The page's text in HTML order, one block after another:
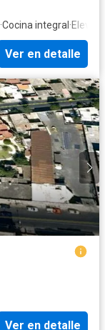
·Cocina integral ·
Ver en detalle
Ver en detalle